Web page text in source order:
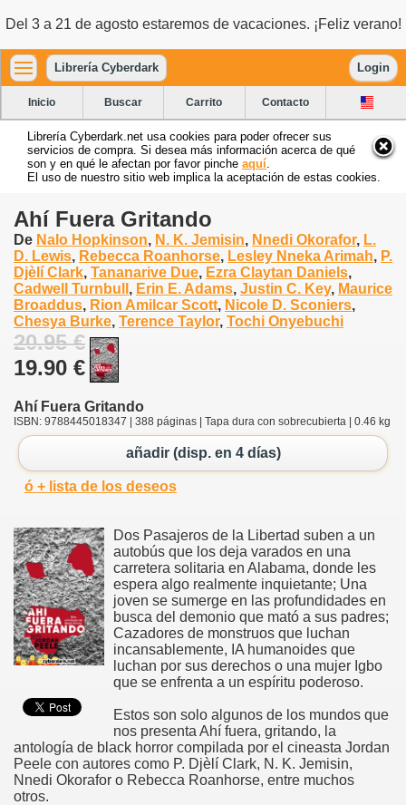
Del 3 a 21 de agosto estaremos de vacaciones. ¡Feliz verano!
Librería Cyberdark Login
Inicio Buscar Carrito Contacto
Librería Cyberdark.net usa cookies para poder ofrecer sus
servicios de compra. Si desea más información acerca de qué
son y en qué le afectan por favor pinche aquí
El uso de nuestro sitio web implica la aceptación de estas cookies.
Ahí Fuera Gritando
De Nalo Hopkinson, N. K. Jemisin, Nnedi Okorafor, L.
D. Lewis, Rebecca Roanhorse, Lesley Nneka Arimah, P.
Djèlí Clark, Tananarive Due, Ezra Claytan Daniels,
Cadwell Turnbull , Erin E. Adams, Justin C. Key, Maurice
Broaddus, Rion Amilcar Scott, Nicole D. Sconiers,
Chesya Burke, Terence Taylor, Tochi Onyebuchi
20.95 €
19.90 €
Ahí Fuera Gritando
ISBN: 9788445018347 | 388 páginas | Tapa dura con sobrecubierta | 0.46 kg
añadir (disp. en 4 días)
ó + lista de los deseos
Dos Pasajeros de la Libertad suben a un
autobús que los deja varados en una
carretera solitaria en Alabama, donde les
espera algo realmente inquietante; Una
joven se sumerge en las profundidades en
busca del demonio que mató a sus padres;
Cazadores de monstruos que luchan
incansablemente, IA humanoides que
luchan por sus derechos o una mujer Igbo
que se enfrenta a un espíritu poderoso.
Estos son solo algunos de los mundos que
nos presenta Ahí fuera, gritando, la
antología de black horror compilada por el cineasta Jordan
Peele con autores como P. Djèlí Clark, N. K. Jemisin,
Nnedi Okorafor o Rebecca Roanhorse, entre muchos
otros.